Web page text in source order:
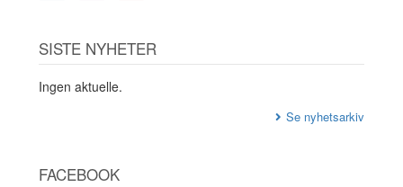
SISTE NYHETER
Ingen aktuelle.
Se nyhetsarkiv
FACEBOOK